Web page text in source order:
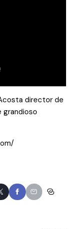
director de
grandioso